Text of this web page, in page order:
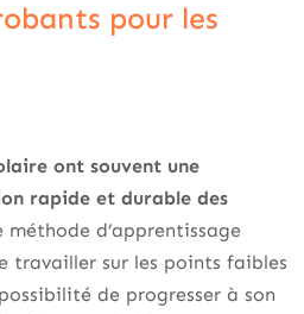
pour les
ont souvent une
rapide et durable des
d’apprentissage
travailler sur les points faibles
de progresser à son